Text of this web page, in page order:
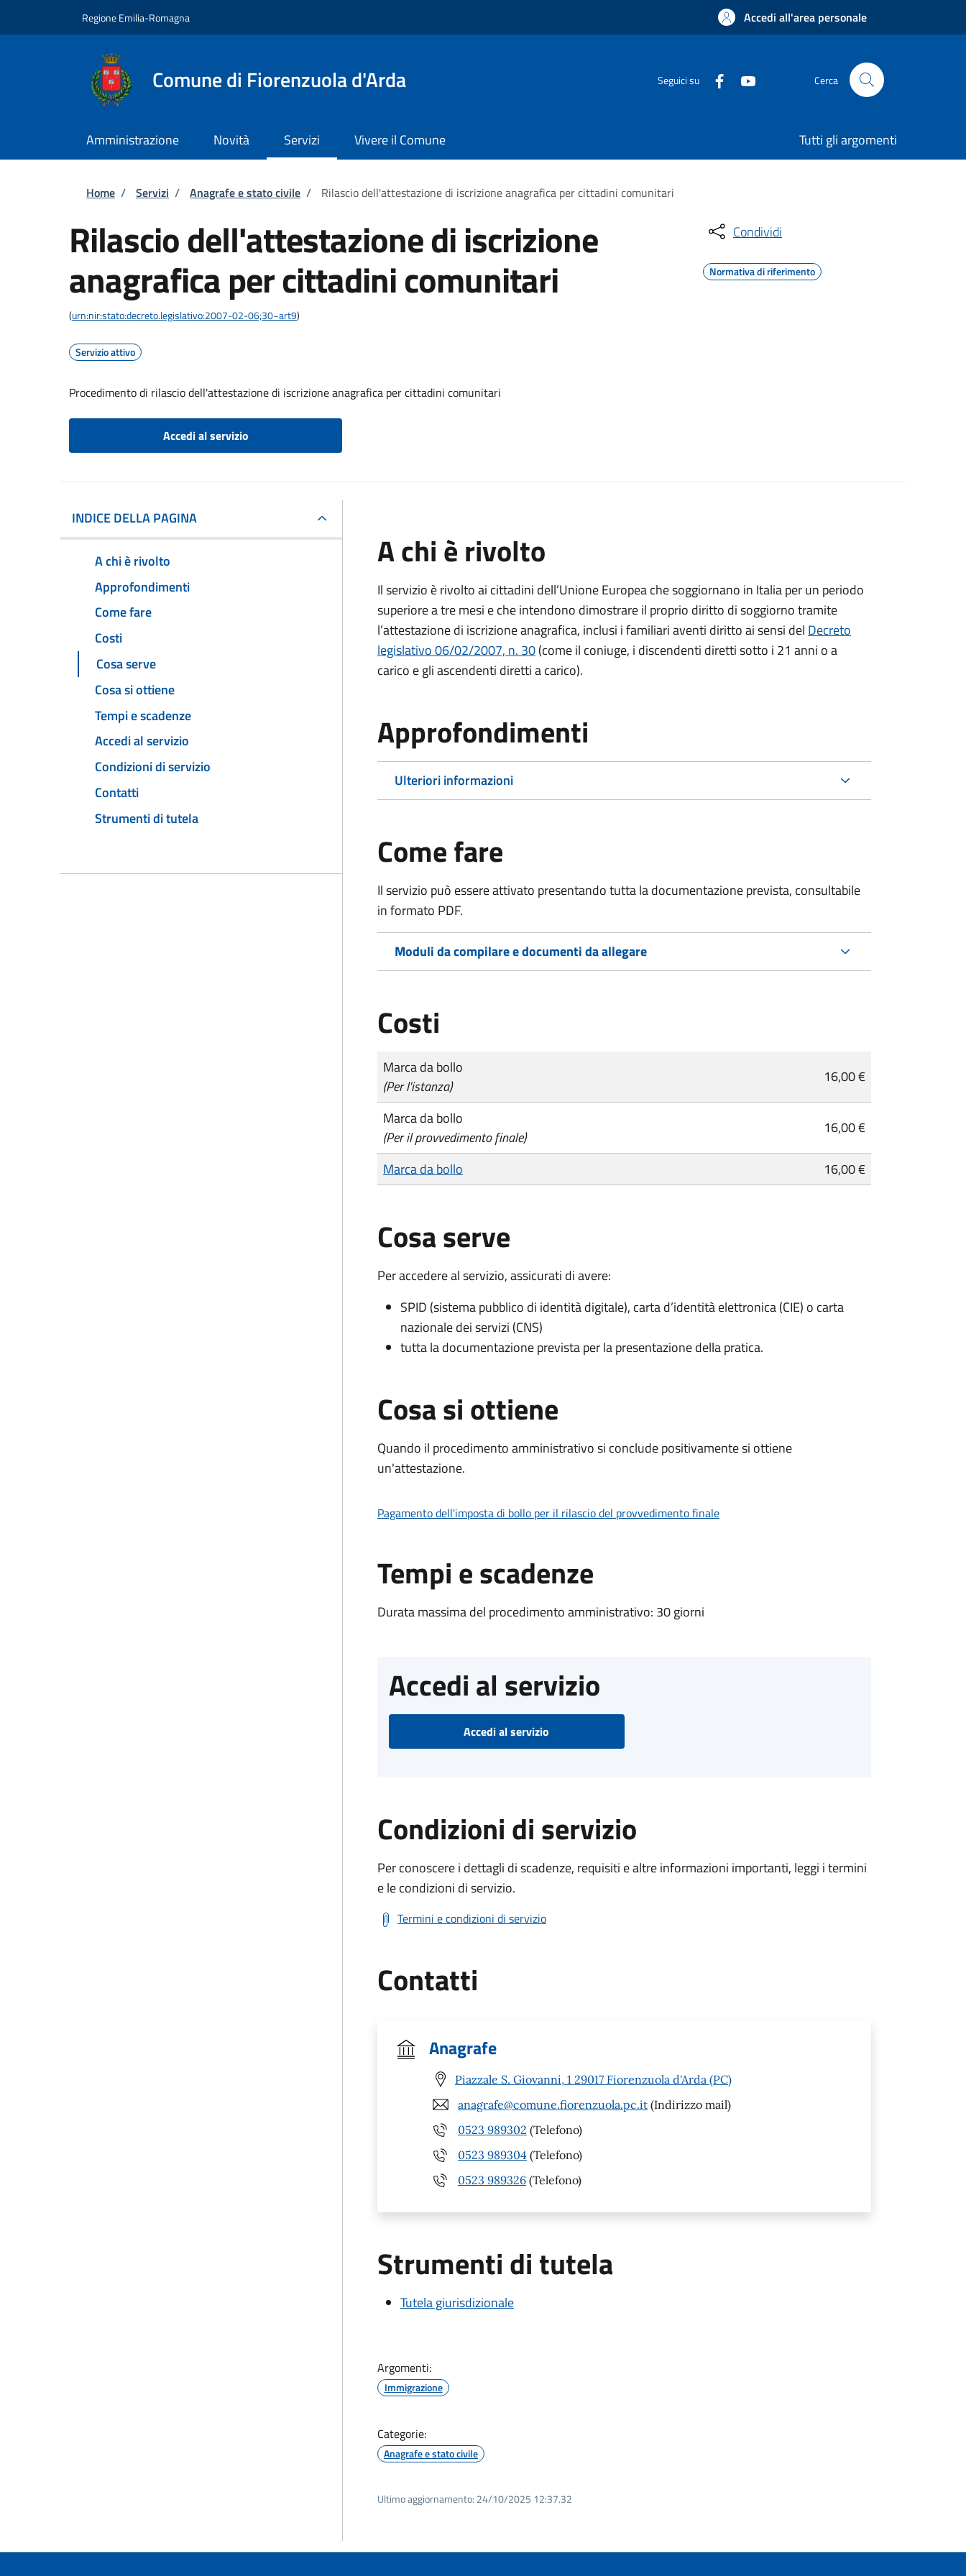
Regione Emilia-Romagna Accedi all'area personale
Comune di Fiorenzuola d'Arda Seguici su Cerca
Amministrazione Novità Servizi Vivere il Comune Tutti gli argomenti
Briciole di pane
Home / Servizi / Anagrafe e stato civile / Rilascio dell'attestazione di iscrizione anagrafica per cittadini comunitari
Rilascio dell'attestazione di iscrizione
anagrafica per cittadini comunitari
(urn:nir:stato:decreto.legislativo:2007-02-06;30~art9)
Servizio attivo
Procedimento di rilascio dell'attestazione di iscrizione anagrafica per cittadini comunitari
Accedi al servizio
Condividi
Normativa di riferimento
INDICE DELLA PAGINA
A chi è rivolto
Approfondimenti
Come fare
Costi
Cosa serve
Cosa si ottiene
Tempi e scadenze
Accedi al servizio
Condizioni di servizio
Contatti
Strumenti di tutela
A chi è rivolto
Il servizio è rivolto ai cittadini dell’Unione Europea che soggiornano in Italia per un periodo
superiore a tre mesi e che intendono dimostrare il proprio diritto di soggiorno tramite
l’attestazione di iscrizione anagrafica, inclusi i familiari aventi diritto ai sensi del Decreto
legislativo 06/02/2007, n. 30(come il coniuge, i discendenti diretti sotto i 21 anni o a
carico e gli ascendenti diretti a carico).
Approfondimenti
Ulteriori informazioni
Come fare
Il servizio può essere attivato presentando tutta la documentazione prevista, consultabile
in formato PDF.
Moduli da compilare e documenti da allegare
Costi
Tipo di pagamento
Importo
Marca da bollo
(Per l'istanza)
16,00 €
Marca da bollo
(Per il provvedimento finale)
16,00 €
Marca da bollo 16,00 €
Cosa serve
Per accedere al servizio, assicurati di avere:
SPID (sistema pubblico di identità digitale), carta d’identità elettronica (CIE) o carta
nazionale dei servizi (CNS)
tutta la documentazione prevista per la presentazione della pratica.
Cosa si ottiene
Quando il procedimento amministrativo si conclude positivamente si ottiene
un'attestazione.
Pagamento dell'imposta di bollo per il rilascio del provvedimento finale
Tempi e scadenze
Durata massima del procedimento amministrativo: 30 giorni
Accedi al servizio
Accedi al servizio
Condizioni di servizio
Per conoscere i dettagli di scadenze, requisiti e altre informazioni importanti, leggi i termini
e le condizioni di servizio.
Termini e condizioni di servizio
Contatti
Anagrafe
Piazzale S. Giovanni, 1 29017 Fiorenzuola d'Arda (PC)
anagrafe@comune.fiorenzuola.pc.it (Indirizzo mail)
0523 989302 (Telefono)
0523 989304 (Telefono)
0523 989326 (Telefono)
Strumenti di tutela
Tutela giurisdizionale
Argomenti:
Immigrazione
Categorie:
Anagrafe e stato civile
Ultimo aggiornamento: 24/10/2025 12:37.32